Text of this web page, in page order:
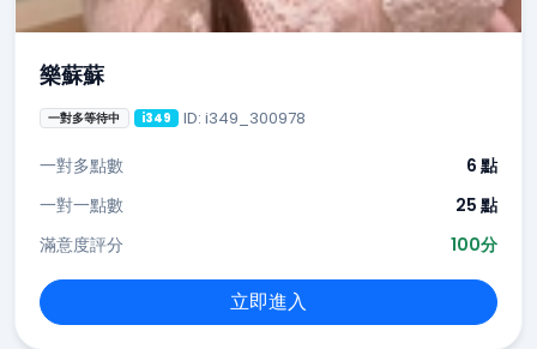
樂蘇蘇
一對多等待中 i349 ID: i349_300978
一對多點數
6 點
一對一點數
25 點
滿意度評分
100分
立即進入